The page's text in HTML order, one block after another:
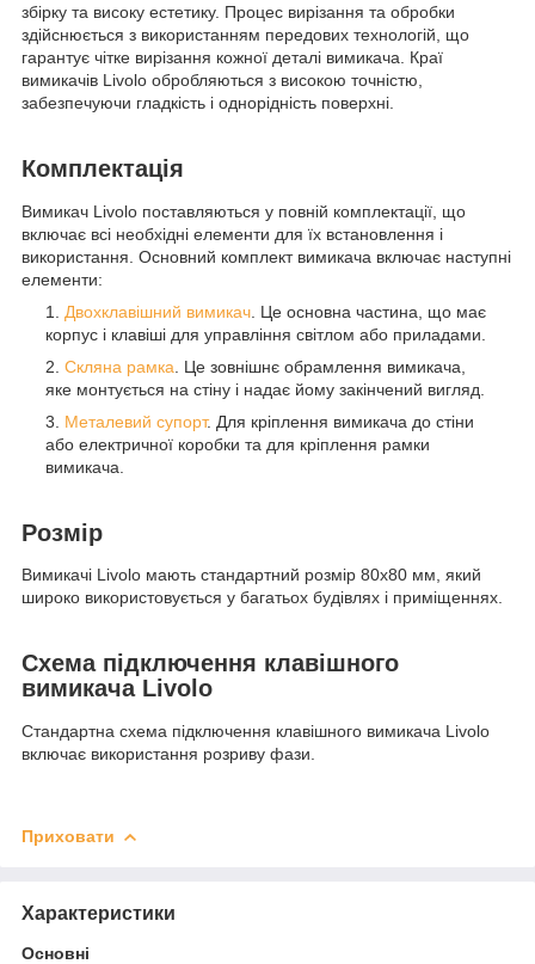
збірку та високу естетику. Процес вирізання та обробки
здійснюється з використанням передових технологій, що
гарантує чітке вирізання кожної деталі вимикача. Краї
вимикачів Livolo обробляються з високою точністю,
забезпечуючи гладкість і однорідність поверхні.
Комплектація
Вимикач Livolo поставляються у повній комплектації, що
включає всі необхідні елементи для їх встановлення і
використання. Основний комплект вимикача включає наступні
елементи:
Двохклавішний вимикач . Це основна частина, що має
корпус і клавіші для управління світлом або приладами.
Скляна рамка . Це зовнішнє обрамлення вимикача,
яке монтується на стіну і надає йому закінчений вигляд.
Металевий супорт. Для кріплення вимикача до стіни
або електричної коробки та для кріплення рамки
вимикача.
Розмір
Вимикачі Livolo мають стандартний розмір 80х80 мм, який
широко використовується у багатьох будівлях і приміщеннях.
Схема підключення клавішного
вимикача Livolo
Стандартна схема підключення клавішного вимикача Livolo
включає використання розриву фази.
Приховати
Характеристики
Основні